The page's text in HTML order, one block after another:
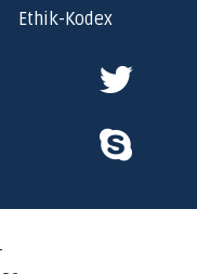
Ethik-Kodex